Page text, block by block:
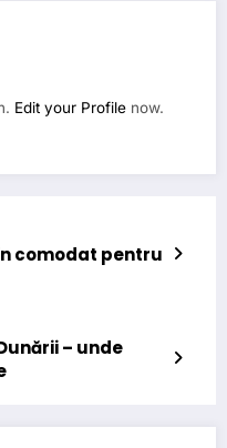
Edit your Profile now.
comodat pentru
– unde